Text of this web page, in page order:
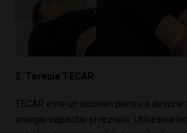
2. Terapia TECAR
TECAR este un acronim pentru a
energie capacitiv și rezistiv. Utilizarea